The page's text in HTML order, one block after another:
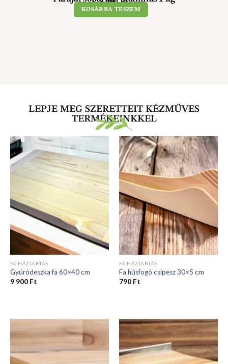
3 490Ft
KOSÁRBA TESZEM
LEPJE MEG SZERETTEIT KÉZMŰVES
TERMÉKEINKKEL
FA HÁZTARTÁS
Gyúródeszka fa 60×40 cm
9 900 Ft
FA HÁZTARTÁS
Fa húsfogó csipesz 30×5 cm
790 Ft